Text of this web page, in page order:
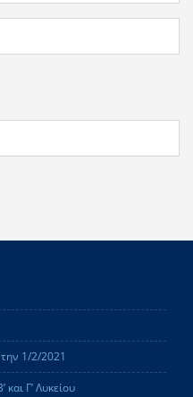
την 1/2/2021
Γ’ Λυκείου